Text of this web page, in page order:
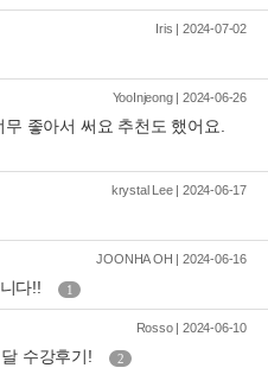
Iris | 2024-07-02
YooInjeong | 2024-06-26
좋아서 써요 추천도 했어요.
krystal Lee | 2024-06-17
JOONHA OH | 2024-06-16
다!! 1
Rosso | 2024-06-10
수강후기! 2